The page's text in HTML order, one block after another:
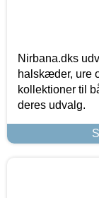
Nirbana.dks
halskæder, ure
kollektioner til
deres udvalg.